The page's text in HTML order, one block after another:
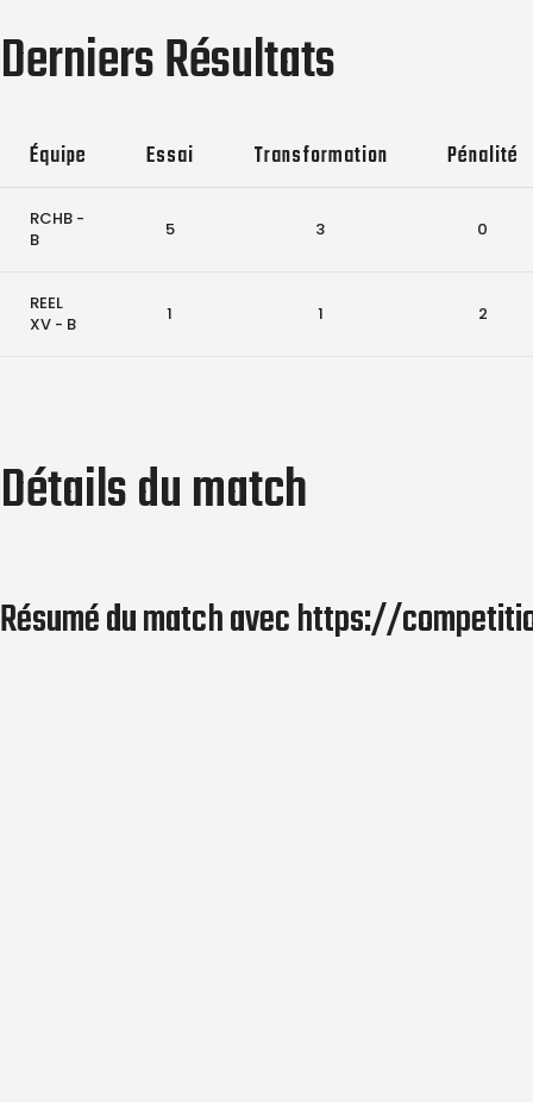
Derniers Résultats
Équipe Essai Transformation Pénalité
RCHB -
B
5 3 0
REEL
XV - B
1 1 2
Détails du match
Résumé du match avec https://